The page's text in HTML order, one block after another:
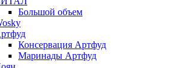
Большой объем
Консервация Артфуд
Маринады Артфуд